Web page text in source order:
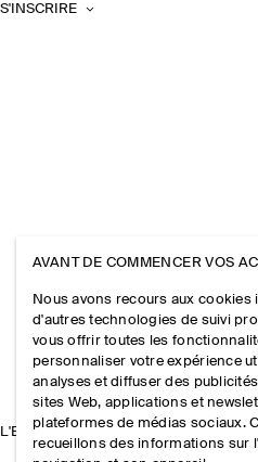
S'INSCRIRE
L'ENTREPRISE
AVANT DE COMMENCER VOS
Nous avons recours aux
d'autres technologies de suivi
vous offrir toutes les
personnaliser votre expérience
analyses et diffuser des
sites Web, applications et
plateformes de médias sociaux.
recueillons des informations sur